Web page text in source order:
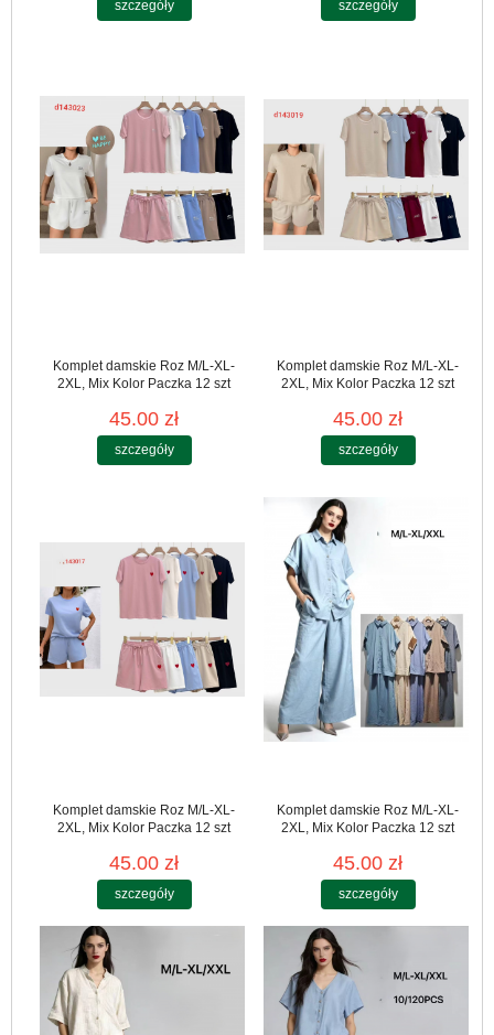
szczegóły szczegóły
Komplet damskie Roz M/L-XL-
2XL, Mix Kolor Paczka 12 szt
45.00 zł
szczegóły
Komplet damskie Roz M/L-XL-
2XL, Mix Kolor Paczka 12 szt
45.00 zł
szczegóły
Komplet damskie Roz M/L-XL-
2XL, Mix Kolor Paczka 12 szt
45.00 zł
szczegóły
Komplet damskie Roz M/L-XL-
2XL, Mix Kolor Paczka 12 szt
45.00 zł
szczegóły